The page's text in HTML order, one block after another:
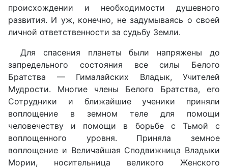
происхождении и необходимости душевного
развития. И уж, конечно, не задумываясь о своей
личной ответственности за судьбу Земли.
Для спасения планеты были напряжены до
запредельного состояния все силы Белого
Братства — Гималайских Владык, Учителей
Мудрости. Многие члены Белого Братства, его
Сотрудники и ближайшие ученики приняли
воплощение в земном теле для помощи
человечеству и помощи в борьбе с Тьмой с
воплощенного уровня. Приняла земное
воплощение и Величайшая Сподвижница Владыки
Мории, носительница великого Женского